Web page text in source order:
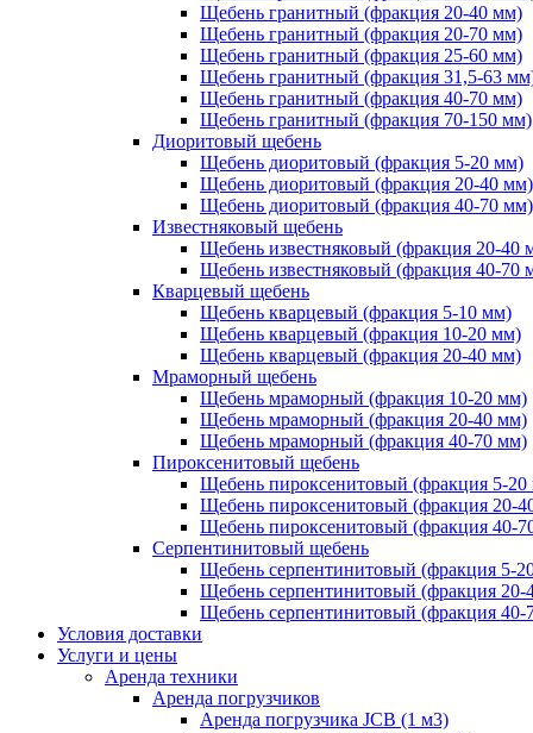
Щебень гранитный (фракция 20-40 мм)
Щебень гранитный (фракция 20-70 мм)
Щебень гранитный (фракция 25-60 мм)
Щебень гранитный (фракция 31,5-63
Щебень гранитный (фракция 40-70 мм)
Щебень гранитный (фракция 70-150 мм)
Диоритовый щебень
Щебень диоритовый (фракция 5-20 мм)
Щебень диоритовый (фракция 20-40 мм)
Щебень диоритовый (фракция 40-70 мм)
Известняковый щебень
Щебень известняковый (фракция 20-40
Щебень известняковый (фракция 40-70
Кварцевый щебень
Щебень кварцевый (фракция 5-10 мм)
Щебень кварцевый (фракция 10-20 мм)
Щебень кварцевый (фракция 20-40 мм)
Мраморный щебень
Щебень мраморный (фракция 10-20 мм)
Щебень мраморный (фракция 20-40 мм)
Щебень мраморный (фракция 40-70 мм)
Пироксенитовый щебень
Щебень пироксенитовый (фракция 5-
Щебень пироксенитовый (фракция 20-
Щебень пироксенитовый (фракция 40-
Серпентинитовый щебень
Щебень серпентинитовый (фракция 5-
Щебень серпентинитовый (фракция 20-
Щебень серпентинитовый (фракция 40-
Условия доставки
Услуги и цены
Аренда техники
Аренда погрузчиков
Аренда погрузчика JCB (1 м3)